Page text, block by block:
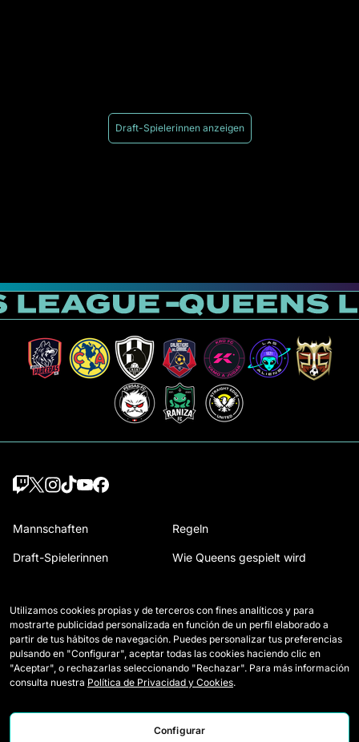
Draft-Spielerinnen anzeigen
Mannschaften
Draft-Spielerinnen
Spiele
Klassifikation
Statistiken
Regeln
Wie Queens gespielt wird
Kontakt
Arbeiten Sie mit uns
Utilizamos cookies propias y de terceros con fines analíticos y para
mostrarte publicidad personalizada en función de un perfil elaborado a
partir de tus hábitos de navegación. Puedes personalizar tus preferencias
pulsando en "Configurar", aceptar todas las cookies haciendo clic en
"Aceptar", o rechazarlas seleccionando "Rechazar". Para más información
consulta nuestra Política de Privacidad y Cookies.
Configurar